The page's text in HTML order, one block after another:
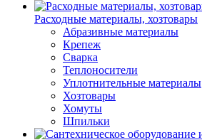
Расходные материалы, хозтовары
Абразивные материалы
Крепеж
Сварка
Теплоносители
Уплотнительные материалы
Хозтовары
Хомуты
Шпильки